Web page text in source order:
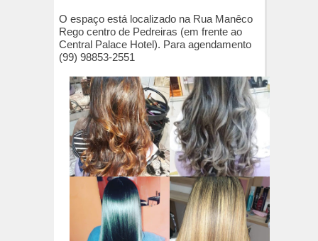
O espaço está localizado na Rua Manêco
Rego centro de Pedreiras (em frente ao
Central Palace Hotel). Para agendamento
(99) 98853-2551